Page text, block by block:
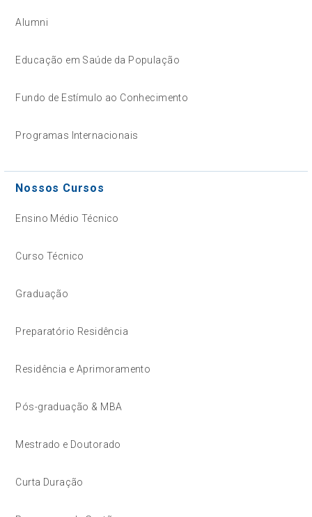
Alumni
Educação em Saúde da População
Fundo de Estímulo ao Conhecimento
Programas Internacionais
Nossos Cursos
Ensino Médio Técnico
Curso Técnico
Graduação
Preparatório Residência
Residência e Aprimoramento
Pós-graduação & MBA
Mestrado e Doutorado
Curta Duração